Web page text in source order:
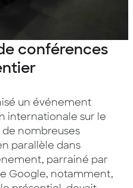
conférences
un événement
internationale sur le
de nombreuses
parallèle dans
parrainé par
Google, notamment,